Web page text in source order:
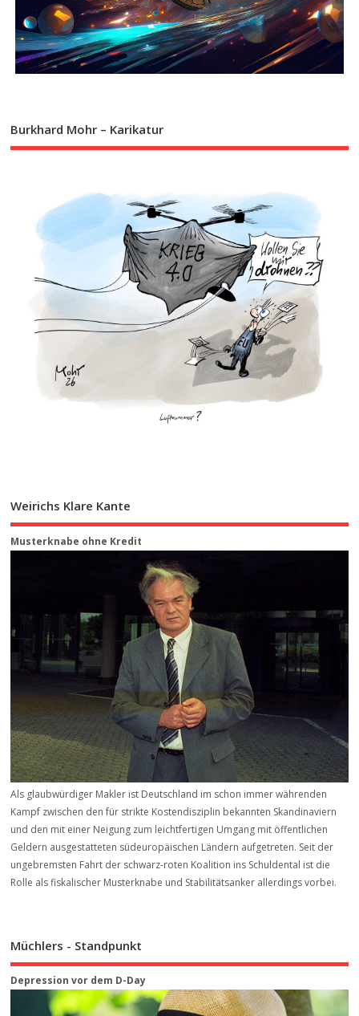
Burkhard Mohr – Karikatur
Weirichs Klare Kante
Musterknabe ohne Kredit
Als glaubwürdiger Makler ist Deutschland im schon immer währenden
Kampf zwischen den für strikte Kostendisziplin bekannten Skandinaviern
und den mit einer Neigung zum leichtfertigen Umgang mit öffentlichen
Geldern ausgestatteten südeuropäischen Ländern aufgetreten. Seit der
ungebremsten Fahrt der schwarz-roten Koalition ins Schuldental ist die
Rolle als fiskalischer Musterknabe und Stabilitätsanker allerdings vorbei.
Müchlers - Standpunkt
Depression vor dem D-Day